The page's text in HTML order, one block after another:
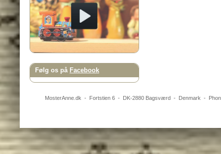
Følg os på Facebook
MosterAnne.dk - Fortstien 6- DK-2880 Bagsværd- Denmark -